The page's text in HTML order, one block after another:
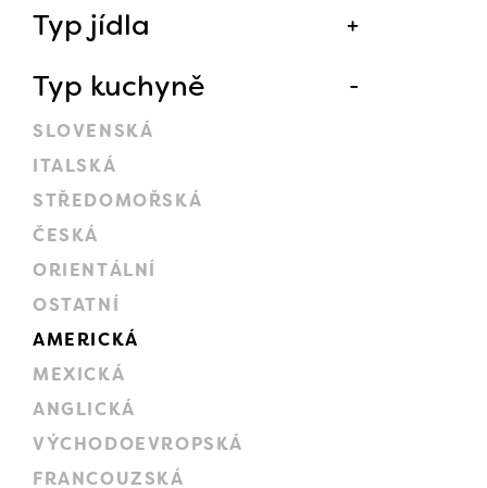
Typ jídla
Typ kuchyně
SLOVENSKÁ
ITALSKÁ
STŘEDOMOŘSKÁ
ČESKÁ
ORIENTÁLNÍ
OSTATNÍ
AMERICKÁ
MEXICKÁ
ANGLICKÁ
VÝCHODOEVROPSKÁ
FRANCOUZSKÁ